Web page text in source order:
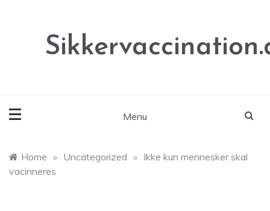
Menu
Home » Uncategorized » Ikke kun mennesker skal
vacinneres